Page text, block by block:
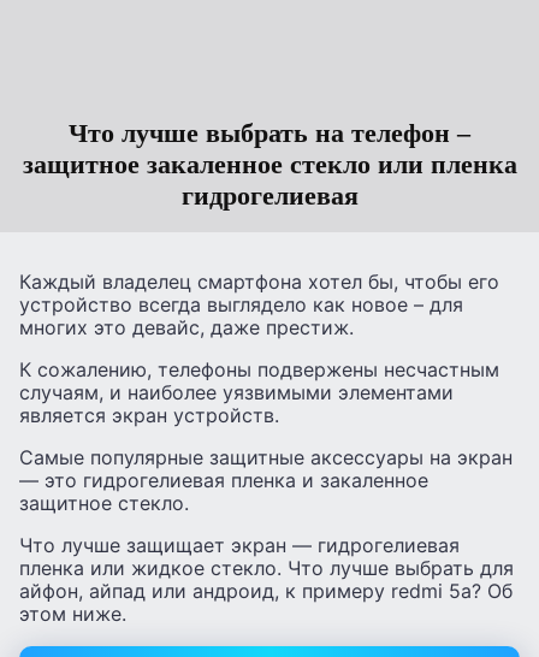
Что лучше выбрать на телефон –
защитное закаленное стекло или пленка
гидрогелиевая
Каждый владелец смартфона хотел бы, чтобы его
устройство всегда выглядело как новое – для
многих это девайс, даже престиж.
К сожалению, телефоны подвержены несчастным
случаям, и наиболее уязвимыми элементами
является экран устройств.
Самые популярные защитные аксессуары на экран
— это гидрогелиевая пленка и закаленное
защитное стекло.
Что лучше защищает экран — гидрогелиевая
пленка или жидкое стекло. Что лучше выбрать для
айфон, айпад или андроид, к примеру redmi 5a? Об
этом ниже.